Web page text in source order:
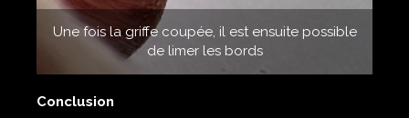
Une fois la griffe coupée, il est ensuite possible
de limer les bords
Conclusion